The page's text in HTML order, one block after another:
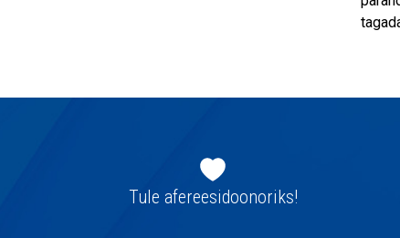
navigatsioonTule afereesidoonoriks!